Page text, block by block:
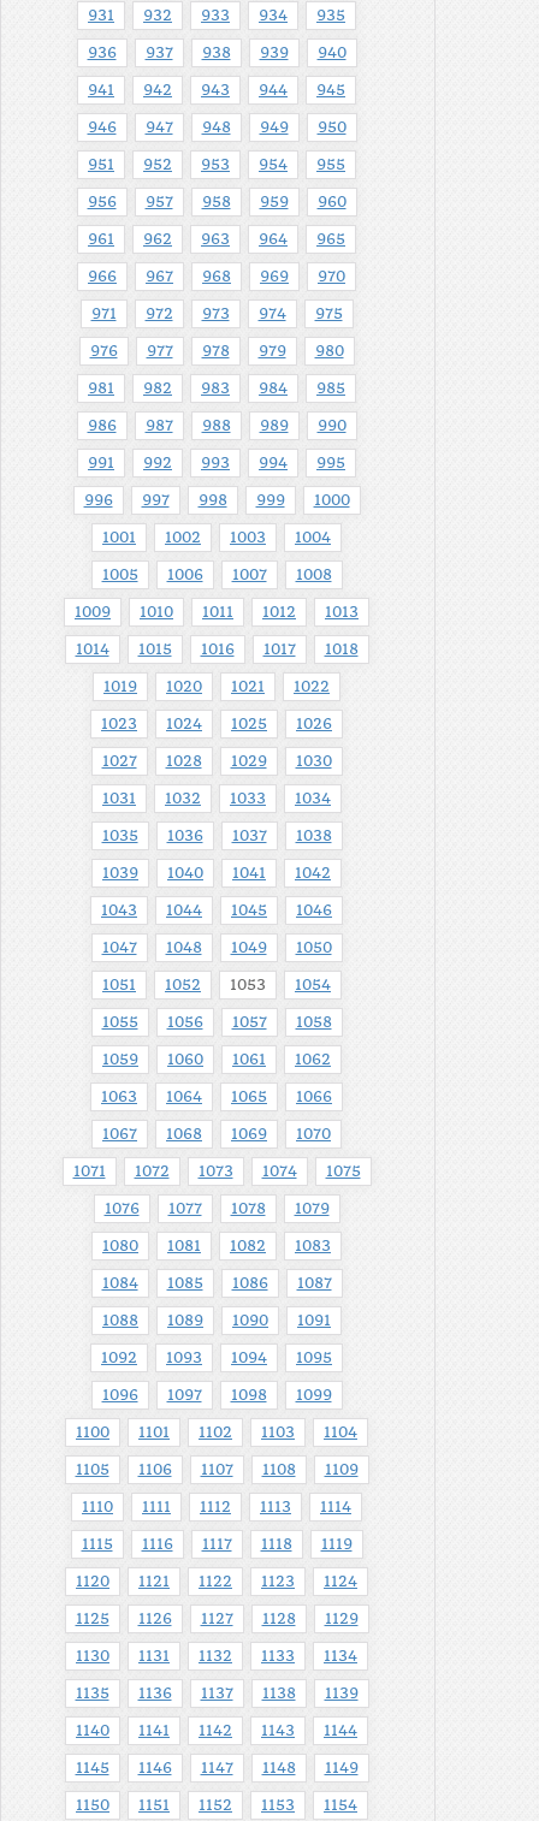
931 932 933 934 935
936 937 938 939 940
941 942 943 944 945
946 947 948 949 950
951 952 953 954 955
956 957 958 959 960
961 962 963 964 965
966 967 968 969 970
971 972 973 974 975
976 977 978 979 980
981 982 983 984 985
986 987 988 989 990
991 992 993 994 995
996 997 998 999 1000
1001 1002 1003 1004
1005 1006 1007 1008
1009 1010 1011 1012 1013
1014 1015 1016 1017 1018
1019 1020 1021 1022
1023 1024 1025 1026
1027 1028 1029 1030
1031 1032 1033 1034
1035 1036 1037 1038
1039 1040 1041 1042
1043 1044 1045 1046
1047 1048 1049 1050
1051 1052 1053 1054
1055 1056 1057 1058
1059 1060 1061 1062
1063 1064 1065 1066
1067 1068 1069 1070
1071 1072 1073 1074 1075
1076 1077 1078 1079
1080 1081 1082 1083
1084 1085 1086 1087
1088 1089 1090 1091
1092 1093 1094 1095
1096 1097 1098 1099
1100 1101 1102 1103 1104
1105 1106 1107 1108 1109
1110 1111 1112 1113 1114
1115 1116 1117 1118 1119
1120 1121 1122 1123 1124
1125 1126 1127 1128 1129
1130 1131 1132 1133 1134
1135 1136 1137 1138 1139
1140 1141 1142 1143 1144
1145 1146 1147 1148 1149
1150 1151 1152 1153 1154